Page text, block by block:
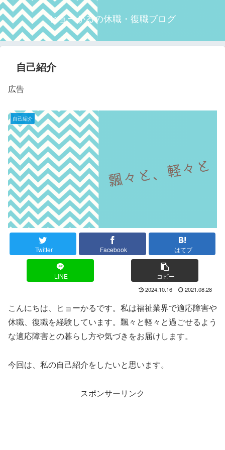
ヒョーかるの休職・復職ブログ
自己紹介
広告
自己紹介
Twitter Facebook はてブ
LINE コピー
2024.10.16 2021.08.28
こんにちは、ヒョーかるです。私は福祉業界で適応障害や
休職、復職を経験しています。飄々と軽々と過ごせるよう
な適応障害との暮らし方や気づきをお届けします。
今回は、私の自己紹介をしたいと思います。
スポンサーリンク